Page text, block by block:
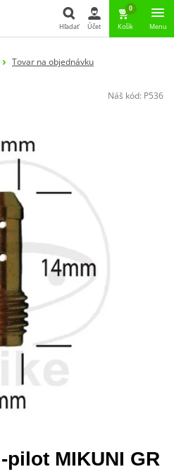
Hľadať Účet
0
Košík Menu
Tovar na objednávku
Náš kód: P536
MIKUNI GR